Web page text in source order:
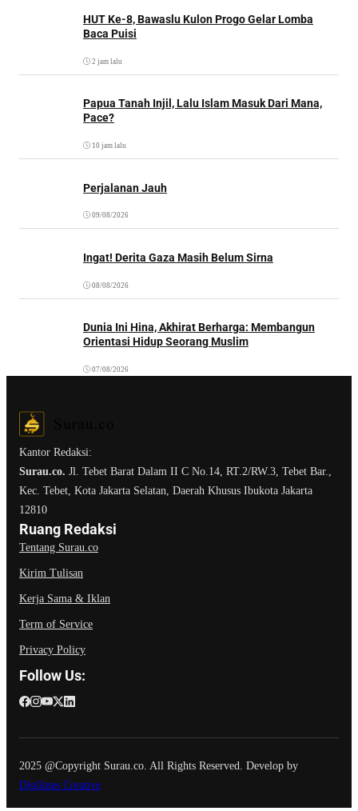
HUT Ke-8, Bawaslu Kulon Progo Gelar Lomba
Baca Puisi
2 jam lalu
Papua Tanah Injil, Lalu Islam Masuk Dari Mana,
Pace?
10 jam lalu
Perjalanan Jauh
09/08/2026
Ingat! Derita Gaza Masih Belum Sirna
08/08/2026
Dunia Ini Hina, Akhirat Berharga: Membangun
Orientasi Hidup Seorang Muslim
07/08/2026
Kantor Redaksi:
Surau.co. Jl. Tebet Barat Dalam II C No.14, RT.2/RW.3, Tebet Bar.,
Kec. Tebet, Kota Jakarta Selatan, Daerah Khusus Ibukota Jakarta
12810
Ruang Redaksi
Tentang Surau.co
Kirim Tulisan
Kerja Sama & Iklan
Term of Service
Privacy Policy
Follow Us:
2025 @Copyright Surau.co. All Rights Reserved. Develop by
Digilines Creative